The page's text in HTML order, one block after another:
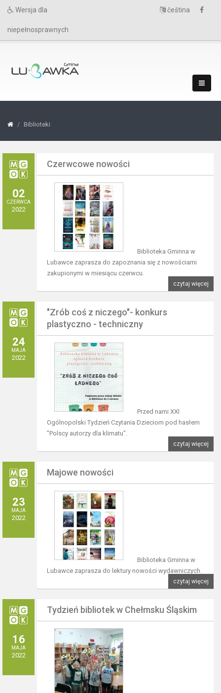
Wersja dla
niepełnosprawnych
čeština
Biblioteki
02
CZERWCA
2022
Czerwcowe nowości
Biblioteka Gminna w
Lubawce zaprasza do zapoznania się z nowościami
zakupionymi w miesiącu czerwcu.
czytaj więcej
24
MAJA
2022
"Zrób coś z niczego"- konkurs
plastyczno - techniczny
Przed nami XXI
Ogólnopolski Tydzień Czytania Dzieciom pod hasłem
"Polscy autorzy dla klimatu".
czytaj więcej
23
MAJA
2022
Majowe nowości
Biblioteka Gminna w
Lubawce zaprasza do lektury nowości wydawniczych.
czytaj więcej
16
MAJA
2022
Tydzień bibliotek w Chełmsku Śląskim